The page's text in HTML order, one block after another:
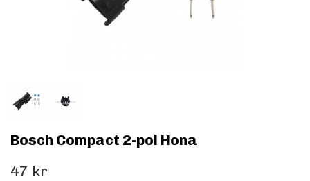
Bosch Compact 2-pol Hona
47 kr